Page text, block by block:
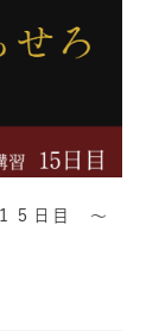
５日目 ～